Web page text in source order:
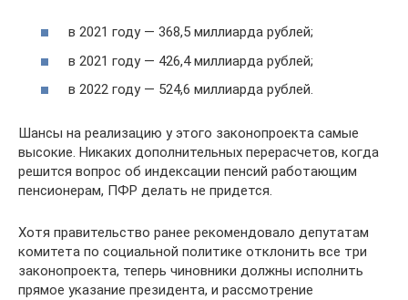
в 2021 году — 368,5 миллиарда рублей;
в 2021 году — 426,4 миллиарда рублей;
в 2022 году — 524,6 миллиарда рублей.
Шансы на реализацию у этого законопроекта самые
высокие. Никаких дополнительных перерасчетов, когда
решится вопрос об индексации пенсий работающим
пенсионерам, ПФР делать не придется.
Хотя правительство ранее рекомендовало депутатам
комитета по социальной политике отклонить все три
законопроекта, теперь чиновники должны исполнить
прямое указание президента, и рассмотрение